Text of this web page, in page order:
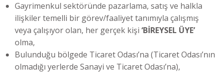
Gayrimenkul sektöründe pazarlama, satış ve halkla
ilişkiler temelli bir görev/faaliyet tanımıyla çalışmış
veya çalışıyor olan, her gerçek kişi ‘BİREYSEL ÜYE’
olma,
Bulunduğu bölgede Ticaret Odası’na (Ticaret Odası’nın
olmadığı yerlerde Sanayi ve Ticaret Odası’na),